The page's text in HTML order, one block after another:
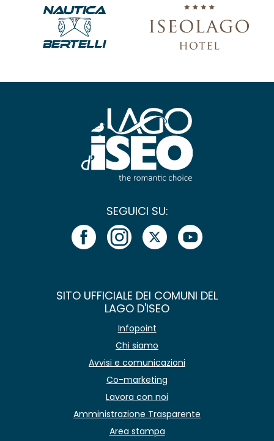
SEGUICI SU:
SITO UFFICIALE DEI COMUNI DEL
LAGO D'ISEO
Infopoint
Chi siamo
Avvisi e comunicazioni
Co-marketing
Lavora con noi
Amministrazione Trasparente
Area stampa